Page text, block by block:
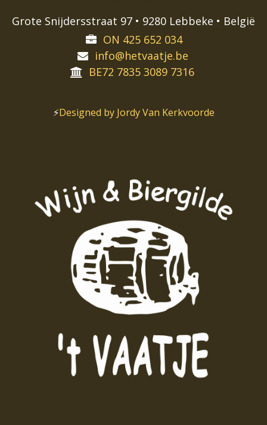
Grote Snijdersstraat 97 • 9280 Lebbeke • België
ON 425 652 034
info@hetvaatje.be
BE72 7835 3089 7316
⚡️Designed by Jordy Van Kerkvoorde